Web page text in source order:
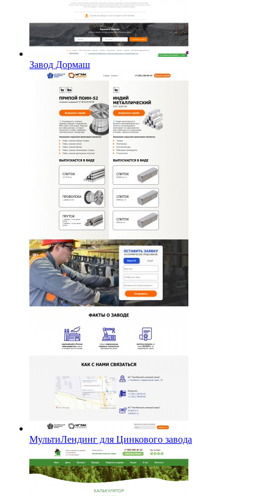
Завод Дормаш
МультиЛендинг для Цинкового завода